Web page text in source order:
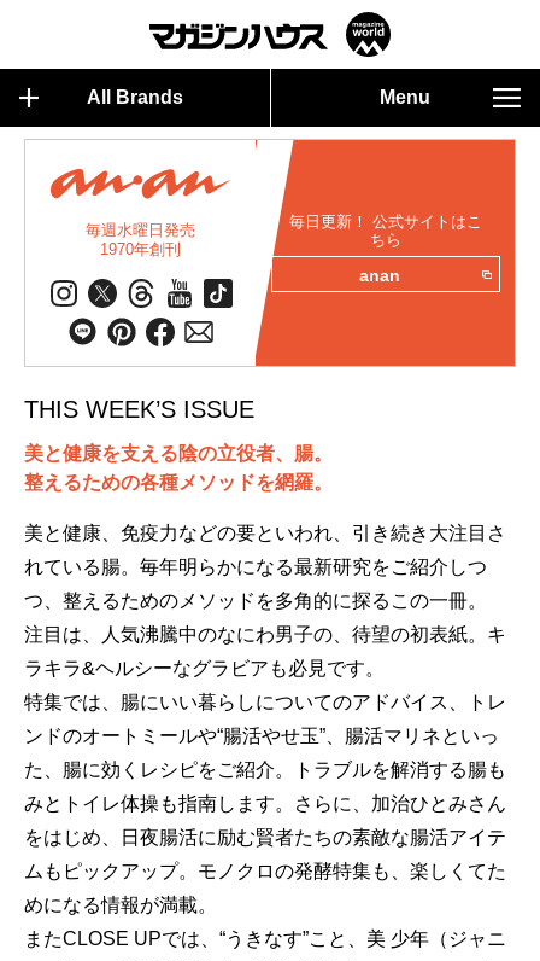
All Brands Menu
毎週水曜日発売
1970年創刊
毎日更新！ 公式サイトはこ
ちら
anan
THIS WEEK’S ISSUE
美と健康を支える陰の立役者、腸。
整えるための各種メソッドを網羅。
美と健康、免疫力などの要といわれ、引き続き大注目さ
れている腸。毎年明らかになる最新研究をご紹介しつ
つ、整えるためのメソッドを多角的に探るこの一冊。
注目は、人気沸騰中のなにわ男子の、待望の初表紙。キ
ラキラ&ヘルシーなグラビアも必見です。
特集では、腸にいい暮らしについてのアドバイス、トレ
ンドのオートミールや“腸活やせ玉”、腸活マリネといっ
た、腸に効くレシピをご紹介。トラブルを解消する腸も
みとトイレ体操も指南します。さらに、加治ひとみさん
をはじめ、日夜腸活に励む賢者たちの素敵な腸活アイテ
ムもピックアップ。モノクロの発酵特集も、楽しくてた
めになる情報が満載。
またCLOSE UPでは、“うきなす”こと、美 少年（ジャニ